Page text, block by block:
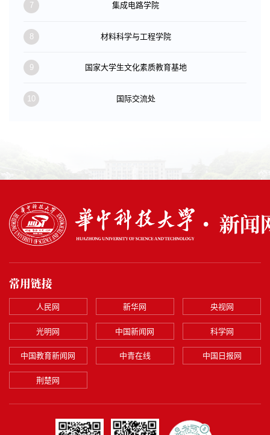
7 集成电路学院
8 材料科学与工程学院
9 国家大学生文化素质教育基地
10 国际交流处
常用链接
人民网 新华网 央视网
光明网 中国新闻网 科学网
中国教育新闻网 中青在线 中国日报网
荆楚网